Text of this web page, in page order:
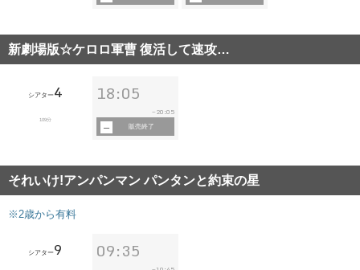
新劇場版☆ケロロ軍曹 復活して速攻…
シアター4
109分
18:05
~ 20:05
販売終了
それいけ!アンパンマン パンタンと約束の星
※2歳から有料
シアター9 09:35